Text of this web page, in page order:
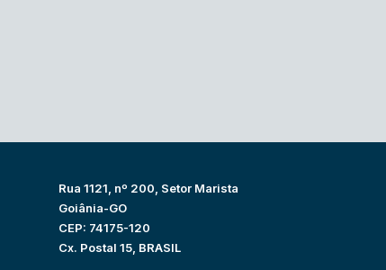
Rua 1121, nº 200, Setor Marista
Goiânia-GO
CEP: 74175-120
Cx. Postal 15, BRASIL